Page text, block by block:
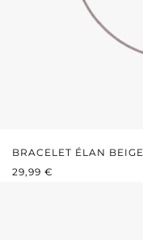
BRACELET ÉLAN BEIGE
PRIX RÉGULIER :
29,99 €